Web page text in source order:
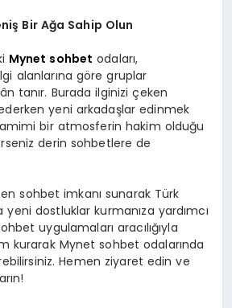
Bir Ağa Sahip Olun
Mynet sohbet odaları,
ilgi alanlarına göre gruplar
tanır. Burada ilginizi çeken
yeni arkadaşlar edinmek
bir atmosferin hakim olduğu
derin sohbetlere de
sohbet imkanı sunarak Türk
dostluklar kurmanıza yardımcı
uygulamaları aracılığıyla
kurarak Mynet sohbet odalarında
Hemen ziyaret edin ve